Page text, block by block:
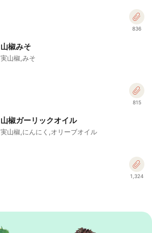
836
山椒みそ
実山椒,みそ
815
山椒ガーリックオイル
実山椒,にんにく,オリーブオイル
1,324